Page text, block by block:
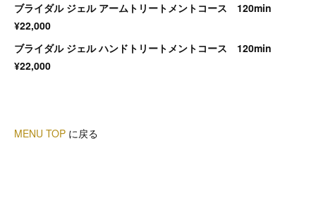
ブライダル ジェル アームトリートメントコース 120min
¥22,000
ブライダル ジェル ハンドトリートメントコース 120min
¥22,000
MENU TOP に戻る